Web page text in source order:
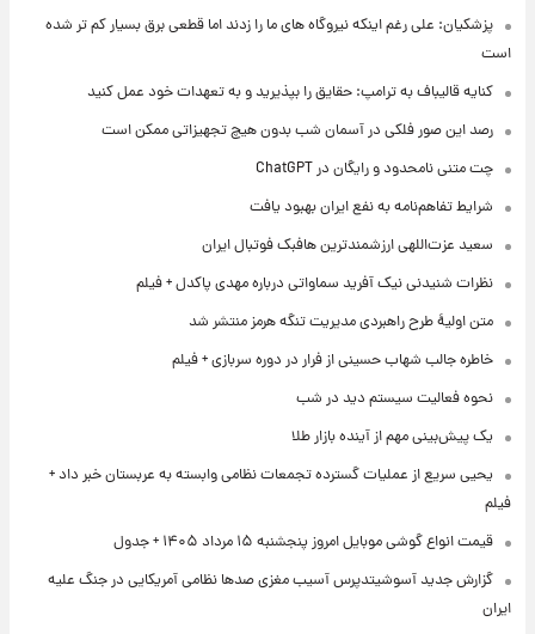
پزشکیان: علی رغم اینکه نیروگاه های ما را زدند اما قطعی برق بسیار کم تر شده
است
کنایه قالیباف به ترامپ: حقایق را بپذیرید و به تعهدات خود عمل کنید
رصد این صور فلکی در آسمان شب بدون هیچ تجهیزاتی ممکن است
چت متنی نامحدود و رایگان در ChatGPT
شرایط تفاهم‌نامه به نفع ایران بهبود یافت
سعید عزت‌اللهی ارزشمندترین هافبک فوتبال ایران
نظرات شنیدنی نیک آفرید سماواتی درباره مهدی پاکدل + فیلم
متن اولیۀ طرح راهبردی مدیریت تنگه هرمز منتشر شد
خاطره جالب شهاب حسینی از فرار در دوره سربازی + فیلم
نحوه فعالیت سیستم دید در شب
یک پیش‌بینی مهم از آینده بازار طلا
یحیی سریع از عملیات گسترده تجمعات نظامی وابسته به عربستان خبر داد +
فیلم
قیمت انواع گوشی موبایل امروز پنجشنبه ۱۵ مرداد ۱۴۰۵ + جدول
گزارش جدید آسوشیتدپرس آسیب مغزی صدها نظامی آمریکایی در جنگ علیه
ایران